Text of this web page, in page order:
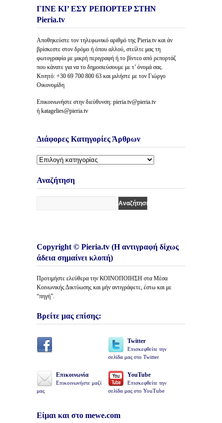
ΓΙΝΕ ΚΙ’ ΕΣΥ ΡΕΠΟΡΤΕΡ ΣΤΗΝ
Pieria.tv
Αποθηκεύστε τον τηλεφωνικό αριθμό της Pieria.tv και άν
βρίσκεστε στον δρόμο ή όπου αλλού, στείλτε μας τη
φωτογραφία με μικρή περιγραφή ή το βίντεο από ρεπορτάζ
που κάνατε για να το δημοσιεύσουμε με τ’ όνομά σας.
Κινητό: +30 69 700 800 63 και μιλήστε με τον Γιώργο
Οικονομίδη
Επικοινωνήστε στην διεύθυνση: pieria.tv@pieria.tv
ή katagelies@pieria.tv
Διάφορες Κατηγορίες Άρθρων
Διάφορες
Άρθρων
Αναζήτηση
Copyright © Pieria.tv (Η αντιγραφή δίχως
άδεια σημαίνει κλοπή)
Προτιμήστε ελεύθερα την ΚΟΙΝΟΠΟΙΗΣΗ στα Μέσα
Κοινωνικής Δικτύωσης και μήν αντιγράφετε, έστω και με
“πηγή”.
Βρείτε μας επίσης:
Twitter
Επισκεφθείτε την
σελίδα μας στο Twitter
Επικοινωνία
Επικοινωνήστε μαζί
μας
YouTube
Επισκεφθείτε την
σελίδα μας στο YouTube
Είμαι και στο mewe.com